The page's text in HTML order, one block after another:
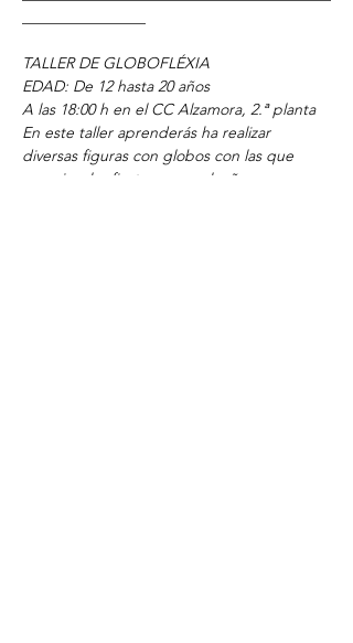
TALLER DE GLOBOFLÉXIA
EDAD: De 12 hasta 20 años
A las 18:00 h en el CC Alzamora, 2.ª planta
En este taller aprenderás ha realizar
diversas figuras con globos con las que
amenizar las fiestas y cumpleaños.